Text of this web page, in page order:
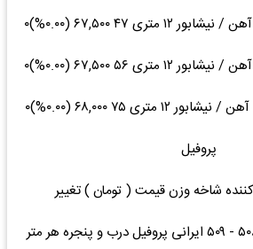
پروفیل
شاخه وزن قیمت ( تومان ) تغییر
هر کیلو پروفیل ۵۰۷ - ۵۰۸ - ۵۰۹ ایرانی پروفیل درب و پنجره هر متر